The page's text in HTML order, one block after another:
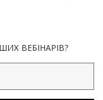
ВЕБІНАРІВ?